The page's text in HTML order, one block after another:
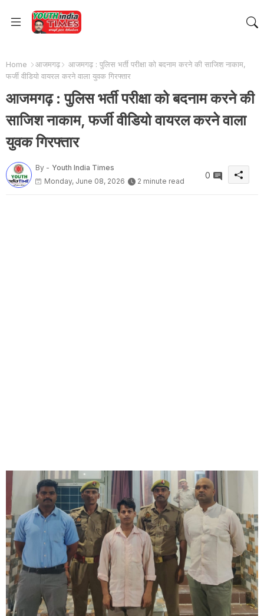
Home आजमगढ़
आजमगढ़ : पुलिस भर्ती परीक्षा को बदनाम करने की साजिश नाकाम,
फर्जी वीडियो वायरल करने वाला युवक गिरफ्तार
आजमगढ़ : पुलिस भर्ती परीक्षा को बदनाम करने की
साजिश नाकाम, फर्जी वीडियो वायरल करने वाला
युवक गिरफ्तार
By - Youth India Times
Monday, June 08, 2026
2 minute read
0